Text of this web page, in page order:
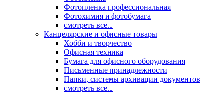
Фотопленка профессиональная
Фотохимия и фотобумага
смотреть все...
Канцелярские и офисные товары
Хобби и творчество
Офисная техника
Бумага для офисного оборудования
Письменные принадлежности
Папки, системы архивации документов
смотреть все...